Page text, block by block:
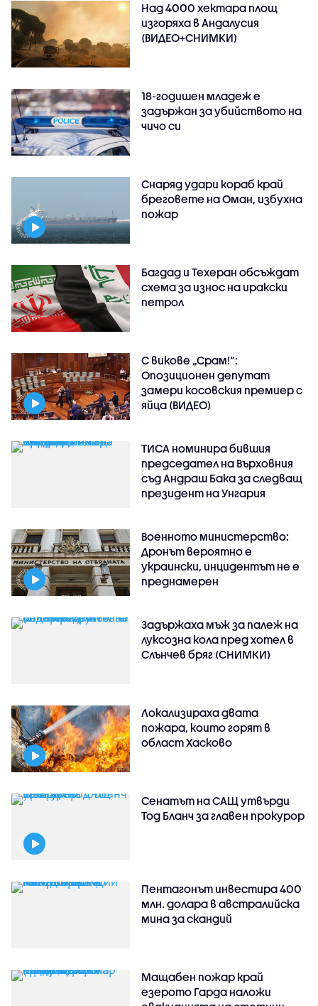
Над 4000 хектара площ
изгоряха в Андалусия
(ВИДЕО+СНИМКИ)
18-годишен младеж е
задържан за убийството на
чичо си
Снаряд удари кораб край
бреговете на Оман, избухна
пожар
Багдад и Техеран обсъждат
схема за износ на иракски
петрол
С викове „Срам!“:
Опозиционен депутат
замери косовския премиер с
яйца (ВИДЕО)
ТИСА номинира бившия
председател на Върховния
съд Андраш Бака за следващ
президент на Унгария
Военното министерство:
Дронът вероятно е
украински, инцидентът не е
преднамерен
Задържаха мъж за палеж на
луксозна кола пред хотел в
Слънчев бряг (СНИМКИ)
Локализираха двата
пожара, които горят в
област Хасково
Сенатът на САЩ утвърди
Тод Бланч за главен прокурор
Пентагонът инвестира 400
млн. долара в австралийска
мина за скандий
Мащабен пожар край
езерото Гарда наложи